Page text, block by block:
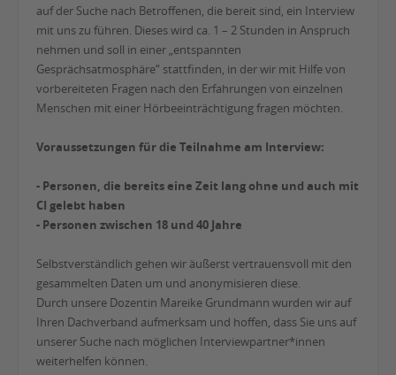
auf der Suche nach Betroffenen, die bereit sind, ein Interview
mit uns zu führen. Dieses wird ca. 1 – 2 Stunden in Anspruch
nehmen und soll in einer „entspannten
Gesprächsatmosphäre“ stattfinden, in der wir mit Hilfe von
vorbereiteten Fragen nach den Erfahrungen von einzelnen
Menschen mit einer Hörbeeinträchtigung fragen möchten.
Voraussetzungen für die Teilnahme am Interview:
- Personen, die bereits eine Zeit lang ohne und auch mit
CI gelebt haben
- Personen zwischen 18 und 40 Jahre
Selbstverständlich gehen wir äußerst vertrauensvoll mit den
gesammelten Daten um und anonymisieren diese.
Durch unsere Dozentin Mareike Grundmann wurden wir auf
Ihren Dachverband aufmerksam und hoffen, dass Sie uns auf
unserer Suche nach möglichen Interviewpartner*innen
weiterhelfen können.